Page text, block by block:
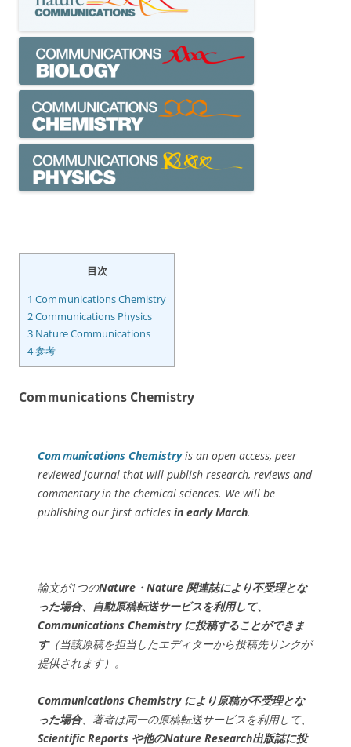
目次
1 Comｍunications Chemistry
2Communications Physics
3 Nature Communications
4参考
Comｍunications Chemistry
Comｍunications Chemistryis an open access, peer
reviewed journal that will publish research, reviews and
commentary in the chemical sciences. We will be
publishing our first articles in early March.
論文が1つのNature ・Nature 関連誌により不受理とな
った場合、自動原稿転送サービスを利用して、
Communications Chemistryに投稿することができま
す（当該原稿を担当したエディターから投稿先リンクが
提供されます）。
Communications Chemistryにより原稿が不受理とな
った場合、著者は同一の原稿転送サービスを利用して、
Scientific Reports や他のNature Research出版誌に投